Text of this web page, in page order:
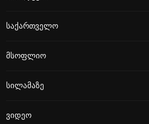
Საქართველო
Მსოფლიო
Სილამაზე
Ვიდეო